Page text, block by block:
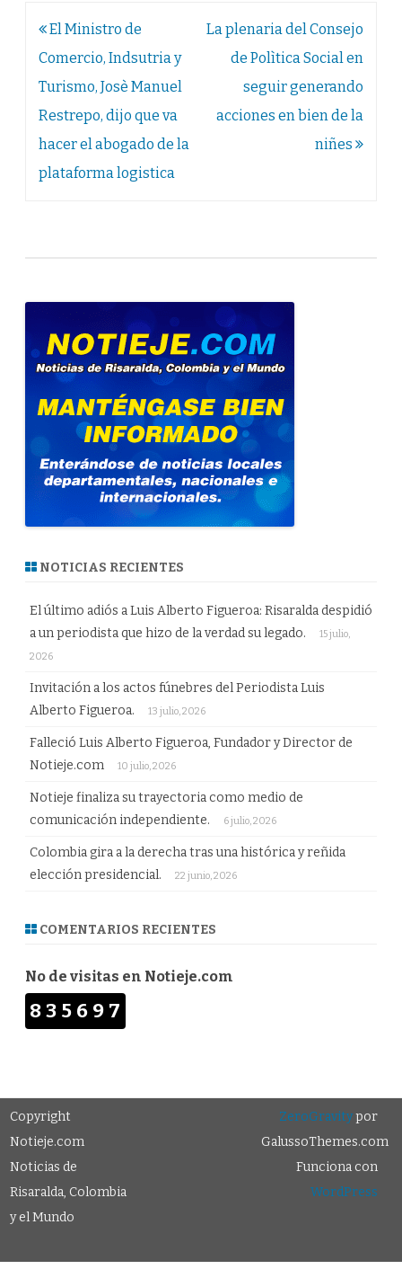
Navegación
de
entradas
El Ministro de
Comercio, Indsutria y
Turismo, Josè Manuel
Restrepo, dijo que va
hacer el abogado de la
plataforma logistica
La plenaria del Consejo
de Polìtica Social en
seguir generando
acciones en bien de la
niñes
NOTICIAS RECIENTES
El último adiós a Luis Alberto Figueroa: Risaralda despidió
a un periodista que hizo de la verdad su legado.
15 julio,
2026
Invitación a los actos fúnebres del Periodista Luis
Alberto Figueroa.
13 julio, 2026
Falleció Luis Alberto Figueroa, Fundador y Director de
Notieje.com
10 julio, 2026
Notieje finaliza su trayectoria como medio de
comunicación independiente.
6 julio, 2026
Colombia gira a la derecha tras una histórica y reñida
elección presidencial.
22 junio, 2026
COMENTARIOS RECIENTES
No de visitas en Notieje.com
835697
Copyright
Notieje.com
Noticias de
Risaralda, Colombia
y el Mundo
ZeroGravitypor
GalussoThemes.com
Funciona con
WordPress